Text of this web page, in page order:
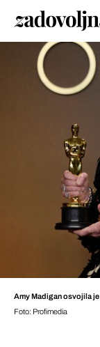
Amy Madigan osvojila
Foto: Profimedia